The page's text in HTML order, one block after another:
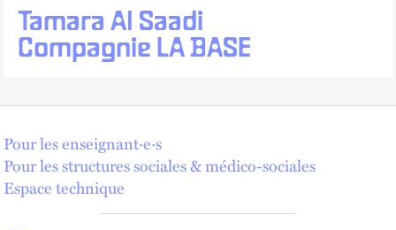
Tamara Al Saadi
Compagnie LA BASE
Pour les enseignant·e·s
Pour les structures sociales & médico-sociales
Espace technique